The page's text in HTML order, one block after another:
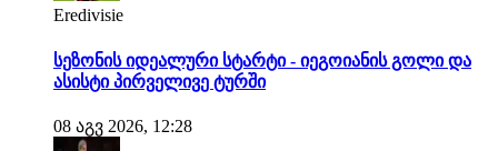
Eredivisie
სეზონის იდეალური სტარტი - იეგოიანის გოლი და
ასისტი პირველივე ტურში
08 აგვ 2026, 12:28